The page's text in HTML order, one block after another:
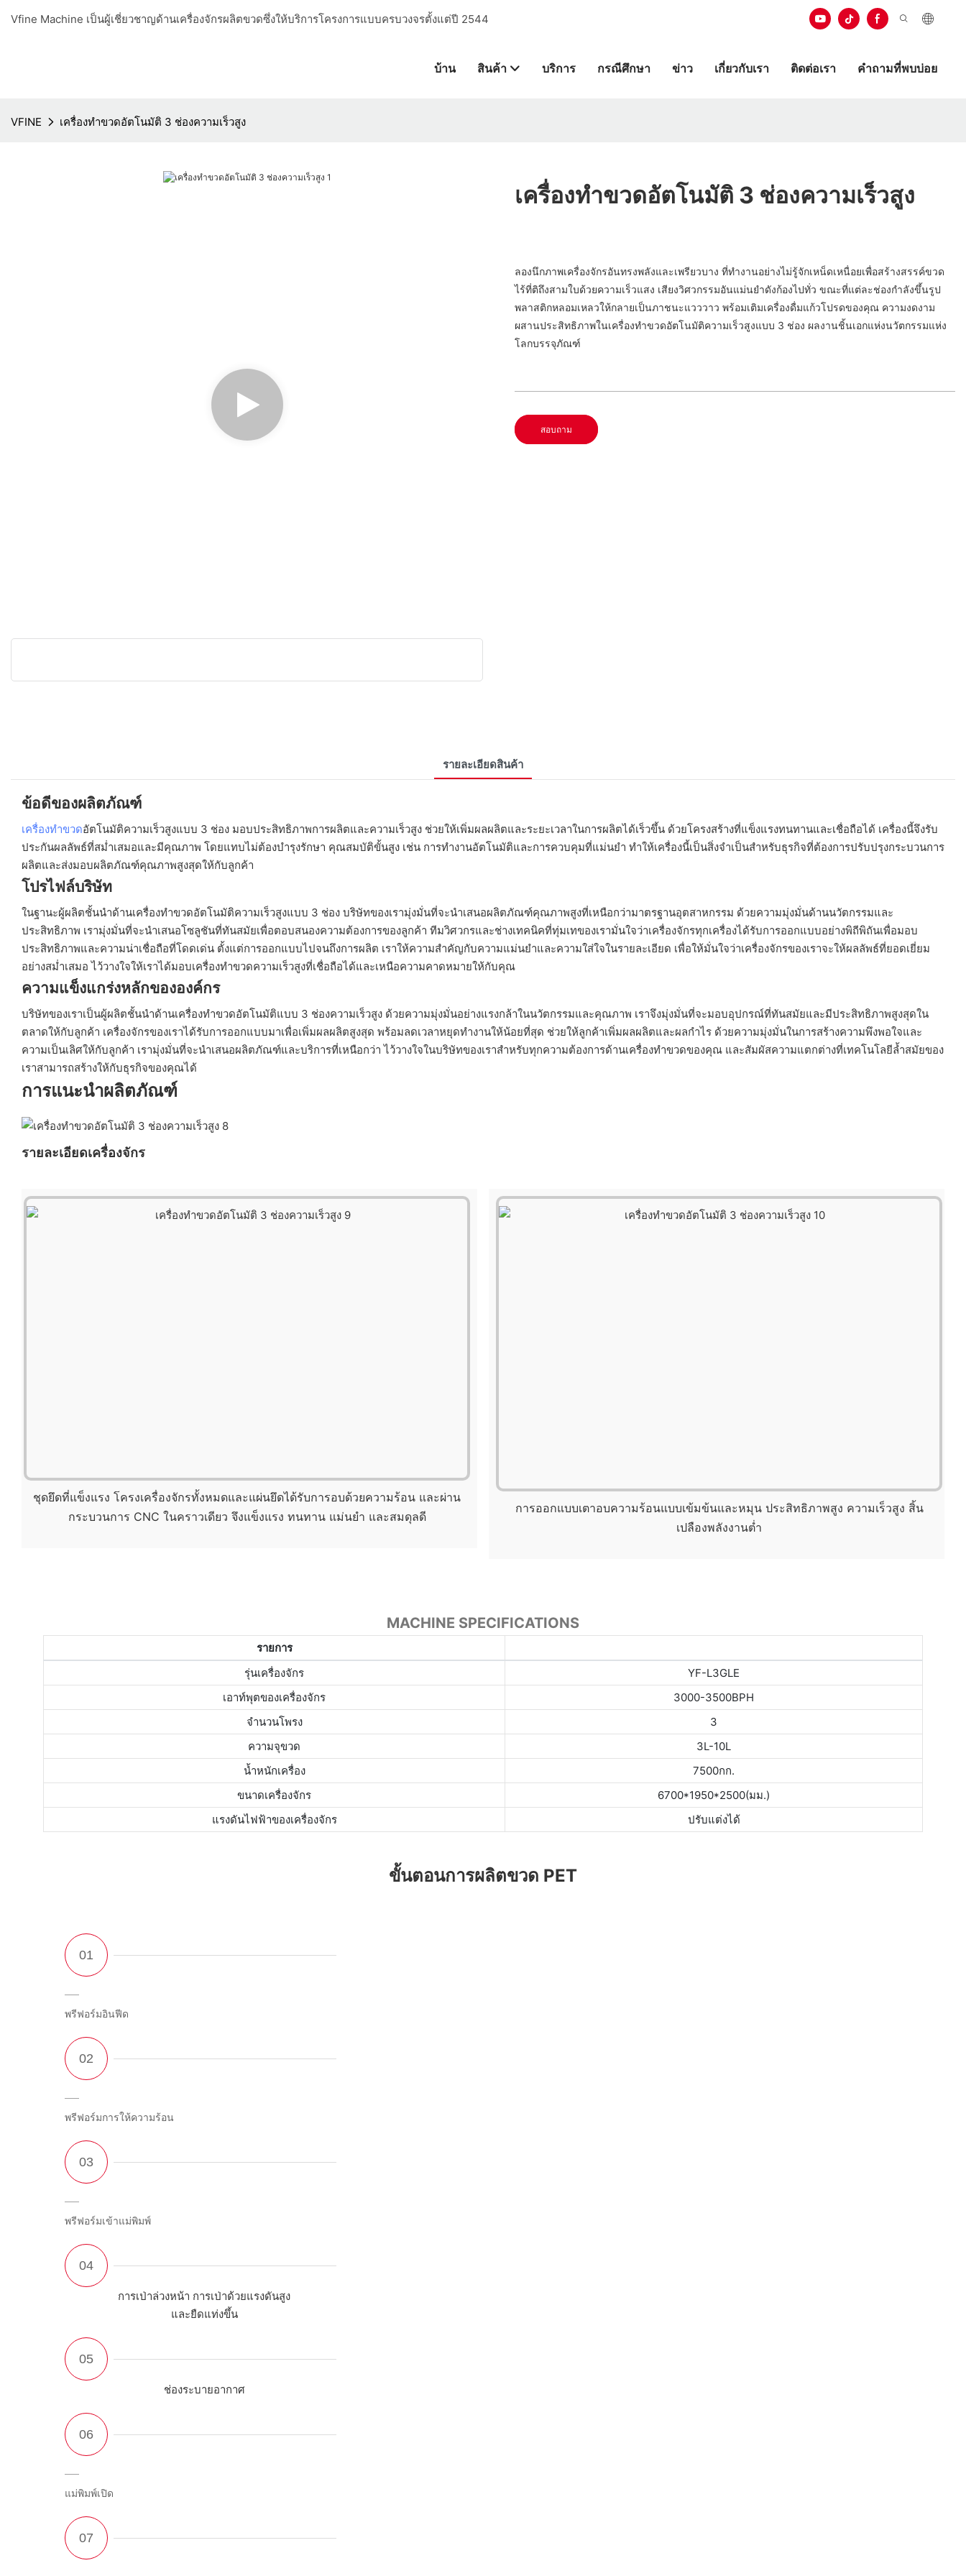
Vfine Machine เป็นผู้เชี่ยวชาญด้านเครื่องจักรผลิตขวดซึ่งให้บริการโครงการแบบครบวงจรตั้งแต่ปี 2544
บ้าน สินค้า บริการ กรณีศึกษา ข่าว เกี่ยวกับเรา ติดต่อเรา คำถามที่พบบ่อย
VFINE เครื่องทำขวดอัตโนมัติ 3 ช่องความเร็วสูง
เครื่องทำขวดอัตโนมัติ 3 ช่องความเร็วสูง
ลองนึกภาพเครื่องจักรอันทรงพลังและเพรียวบาง ที่ทำงานอย่างไม่รู้จักเหน็ดเหนื่อยเพื่อสร้างสรรค์ขวด
ไร้ที่ติถึงสามใบด้วยความเร็วแสง เสียงวิศวกรรมอันแม่นยำดังก้องไปทั่ว ขณะที่แต่ละช่องกำลังขึ้นรูป
พลาสติกหลอมเหลวให้กลายเป็นภาชนะแวววาว พร้อมเติมเครื่องดื่มแก้วโปรดของคุณ ความงดงาม
ผสานประสิทธิภาพในเครื่องทำขวดอัตโนมัติความเร็วสูงแบบ 3 ช่อง ผลงานชิ้นเอกแห่งนวัตกรรมแห่ง
โลกบรรจุภัณฑ์
สอบถาม
รายละเอียดสินค้า
ข้อดีของผลิตภัณฑ์
เครื่องทำขวดอัตโนมัติความเร็วสูงแบบ 3 ช่อง มอบประสิทธิภาพการผลิตและความเร็วสูง ช่วยให้เพิ่มผลผลิตและระยะเวลาในการผลิตได้เร็วขึ้น ด้วยโครงสร้างที่แข็งแรงทนทานและเชื่อถือได้ เครื่องนี้จึงรับ
ประกันผลลัพธ์ที่สม่ำเสมอและมีคุณภาพ โดยแทบไม่ต้องบำรุงรักษา คุณสมบัติขั้นสูง เช่น การทำงานอัตโนมัติและการควบคุมที่แม่นยำ ทำให้เครื่องนี้เป็นสิ่งจำเป็นสำหรับธุรกิจที่ต้องการปรับปรุงกระบวนการ
ผลิตและส่งมอบผลิตภัณฑ์คุณภาพสูงสุดให้กับลูกค้า
โปรไฟล์บริษัท
ในฐานะผู้ผลิตชั้นนำด้านเครื่องทำขวดอัตโนมัติความเร็วสูงแบบ 3 ช่อง บริษัทของเรามุ่งมั่นที่จะนำเสนอผลิตภัณฑ์คุณภาพสูงที่เหนือกว่ามาตรฐานอุตสาหกรรม ด้วยความมุ่งมั่นด้านนวัตกรรมและ
ประสิทธิภาพ เรามุ่งมั่นที่จะนำเสนอโซลูชันที่ทันสมัยเพื่อตอบสนองความต้องการของลูกค้า ทีมวิศวกรและช่างเทคนิคที่ทุ่มเทของเรามั่นใจว่าเครื่องจักรทุกเครื่องได้รับการออกแบบอย่างพิถีพิถันเพื่อมอบ
ประสิทธิภาพและความน่าเชื่อถือที่โดดเด่น ตั้งแต่การออกแบบไปจนถึงการผลิต เราให้ความสำคัญกับความแม่นยำและความใส่ใจในรายละเอียด เพื่อให้มั่นใจว่าเครื่องจักรของเราจะให้ผลลัพธ์ที่ยอดเยี่ยม
อย่างสม่ำเสมอ ไว้วางใจให้เราได้มอบเครื่องทำขวดความเร็วสูงที่เชื่อถือได้และเหนือความคาดหมายให้กับคุณ
ความแข็งแกร่งหลักขององค์กร
บริษัทของเราเป็นผู้ผลิตชั้นนำด้านเครื่องทำขวดอัตโนมัติแบบ 3 ช่องความเร็วสูง ด้วยความมุ่งมั่นอย่างแรงกล้าในนวัตกรรมและคุณภาพ เราจึงมุ่งมั่นที่จะมอบอุปกรณ์ที่ทันสมัยและมีประสิทธิภาพสูงสุดใน
ตลาดให้กับลูกค้า เครื่องจักรของเราได้รับการออกแบบมาเพื่อเพิ่มผลผลิตสูงสุด พร้อมลดเวลาหยุดทำงานให้น้อยที่สุด ช่วยให้ลูกค้าเพิ่มผลผลิตและผลกำไร ด้วยความมุ่งมั่นในการสร้างความพึงพอใจและ
ความเป็นเลิศให้กับลูกค้า เรามุ่งมั่นที่จะนำเสนอผลิตภัณฑ์และบริการที่เหนือกว่า ไว้วางใจในบริษัทของเราสำหรับทุกความต้องการด้านเครื่องทำขวดของคุณ และสัมผัสความแตกต่างที่เทคโนโลยีล้ำสมัยของ
เราสามารถสร้างให้กับธุรกิจของคุณได้
การแนะนำผลิตภัณฑ์
รายละเอียดเครื่องจักร
ชุดยึดที่แข็งแรง โครงเครื่องจักรทั้งหมดและแผ่นยึดได้รับการอบด้วยความร้อน และผ่าน
กระบวนการ CNC ในคราวเดียว จึงแข็งแรง ทนทาน แม่นยำ และสมดุลดี
การออกแบบเตาอบความร้อนแบบเข้มข้นและหมุน ประสิทธิภาพสูง ความเร็วสูง สิ้น
เปลืองพลังงานต่ำ
MACHINE SPECIFICATIONS
รายการ
รุ่นเครื่องจักร
YF-L3GLE
เอาท์พุตของเครื่องจักร
3000-3500BPH
จำนวนโพรง
3
ความจุขวด
3L-10L
น้ำหนักเครื่อง
7500กก.
ขนาดเครื่องจักร
6700*1950*2500(มม.)
แรงดันไฟฟ้าของเครื่องจักร
ปรับแต่งได้
ขั้นตอนการผลิตขวด PET
พรีฟอร์มอินฟีด
พรีฟอร์มการให้ความร้อน
พรีฟอร์มเข้าแม่พิมพ์
การเป่าล่วงหน้า การเป่าด้วยแรงดันสูง
และยืดแท่งขึ้น
ช่องระบายอากาศ
แม่พิมพ์เปิด